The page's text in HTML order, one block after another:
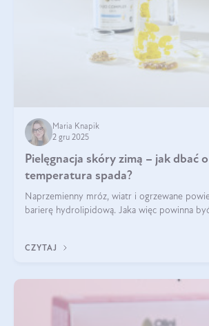
Maria Knapik
2 gru 2025
Pielęgnacja skóry zimą – jak dbać
temperatura spada?
Naprzemienny mróz, wiatr i ogrzewane
barierę hydrolipidową. Jaka więc powinna
CZYTAJ